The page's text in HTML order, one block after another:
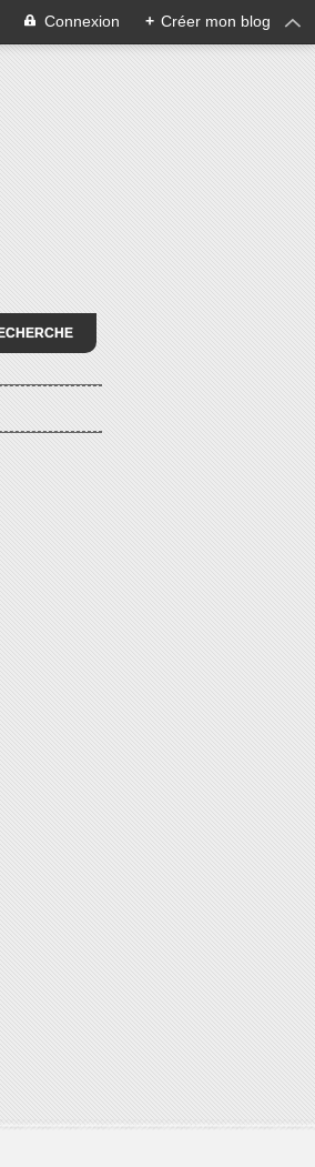
Connexion + Créer mon blog